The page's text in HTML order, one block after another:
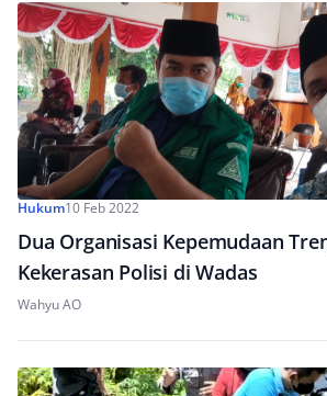
Hukum10 Feb 2022
Dua Organisasi Kepemudaan
Kekerasan Polisi di Wadas
Wahyu AO